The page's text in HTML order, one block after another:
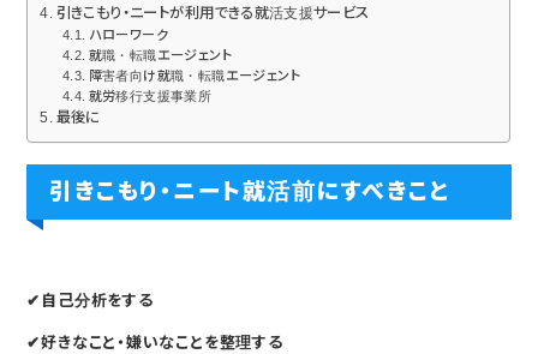
引きこもり・ニートが利用できる就活支援サービス
ハローワーク
就職・転職エージェント
障害者向け就職・転職エージェント
就労移行支援事業所
最後に
引きこもり・ニート就活前にすべきこと
✔自己分析をする
✔好きなこと・嫌いなことを整理する